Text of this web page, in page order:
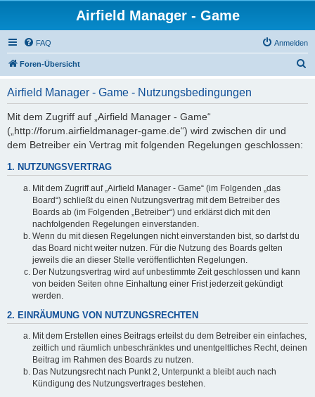
Airfield Manager - Game
FAQ Anmelden
Foren-Übersicht
Airfield Manager - Game - Nutzungsbedingungen
Mit dem Zugriff auf „Airfield Manager - Game“
(„http://forum.airfieldmanager-game.de“) wird zwischen dir und
dem Betreiber ein Vertrag mit folgenden Regelungen geschlossen:
1. NUTZUNGSVERTRAG
Mit dem Zugriff auf „Airfield Manager - Game“ (im Folgenden „das
Board“) schließt du einen Nutzungsvertrag mit dem Betreiber des
Boards ab (im Folgenden „Betreiber“) und erklärst dich mit den
nachfolgenden Regelungen einverstanden.
Wenn du mit diesen Regelungen nicht einverstanden bist, so darfst du
das Board nicht weiter nutzen. Für die Nutzung des Boards gelten
jeweils die an dieser Stelle veröffentlichten Regelungen.
Der Nutzungsvertrag wird auf unbestimmte Zeit geschlossen und kann
von beiden Seiten ohne Einhaltung einer Frist jederzeit gekündigt
werden.
2. EINRÄUMUNG VON NUTZUNGSRECHTEN
Mit dem Erstellen eines Beitrags erteilst du dem Betreiber ein einfaches,
zeitlich und räumlich unbeschränktes und unentgeltliches Recht, deinen
Beitrag im Rahmen des Boards zu nutzen.
Das Nutzungsrecht nach Punkt 2, Unterpunkt a bleibt auch nach
Kündigung des Nutzungsvertrages bestehen.